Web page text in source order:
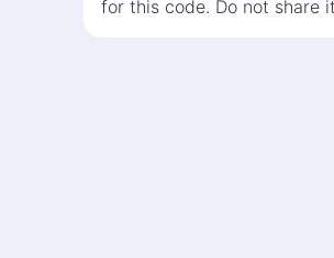
for this code. Do not share